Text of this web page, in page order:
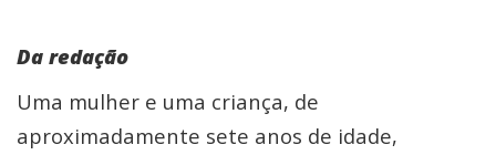
Da redação
Uma mulher e uma criança, de
aproximadamente sete anos de idade,